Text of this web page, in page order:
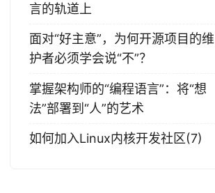
言的轨道上
面对“好主意”，为何开源项目的维
护者必须学会说“不”？
掌握架构师的“编程语言”：将“想
法”部署到“人”的艺术
如何加入Linux内核开发社区(7)